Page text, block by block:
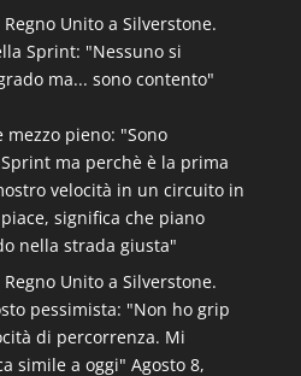
Regno Unito a Silverstone.
Sprint: "Nessuno si
ma... sono contento"
pieno: "Sono
ma perchè è la prima
velocità in un circuito in
significa che piano
nella strada giusta"
Regno Unito a Silverstone.
pessimista: "Non ho grip
di percorrenza. Mi
simile a oggi" Agosto 8,